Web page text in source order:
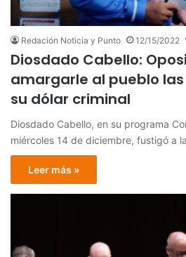
Redación Noticia y Punto 12/15/2022
Diosdado Cabello:
amargarle al pueblo
su dólar criminal
Diosdado Cabello, en su programa
miércoles 14 de diciembre, fustigó a
Leer más »